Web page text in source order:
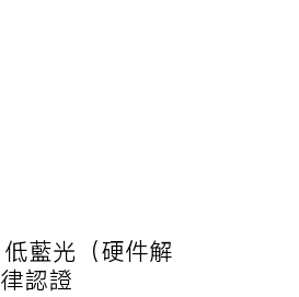
藍光（硬件解
認證